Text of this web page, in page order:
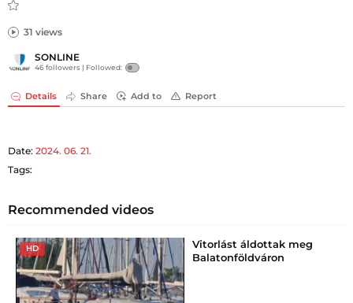
31 views
SONLINE
46 followers | Followed:
Details Share Add to Report
Date: 2024. 06. 21.
Tags:
Recommended videos
HD
Vitorlást áldottak meg
Balatonföldváron